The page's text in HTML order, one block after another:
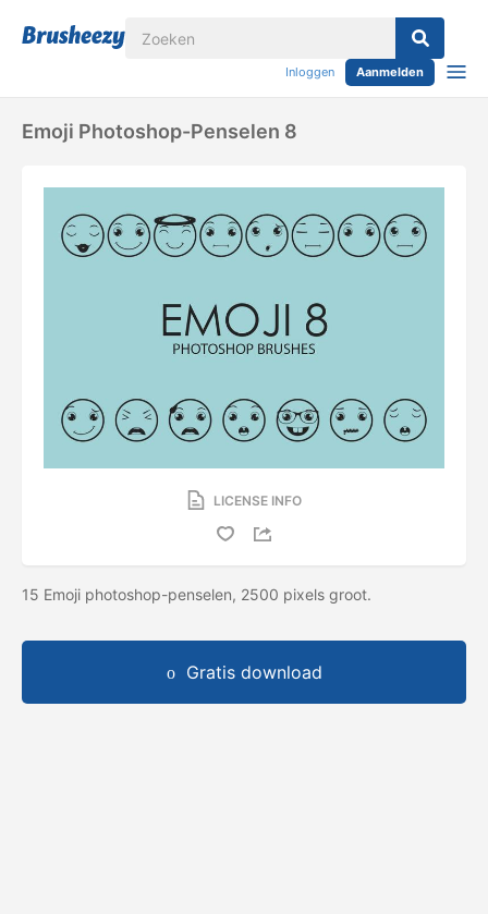
Inloggen Aanmelden
Emoji Photoshop-Penselen 8
LICENSE INFO
15 Emoji photoshop-penselen, 2500 pixels groot.
Gratis download